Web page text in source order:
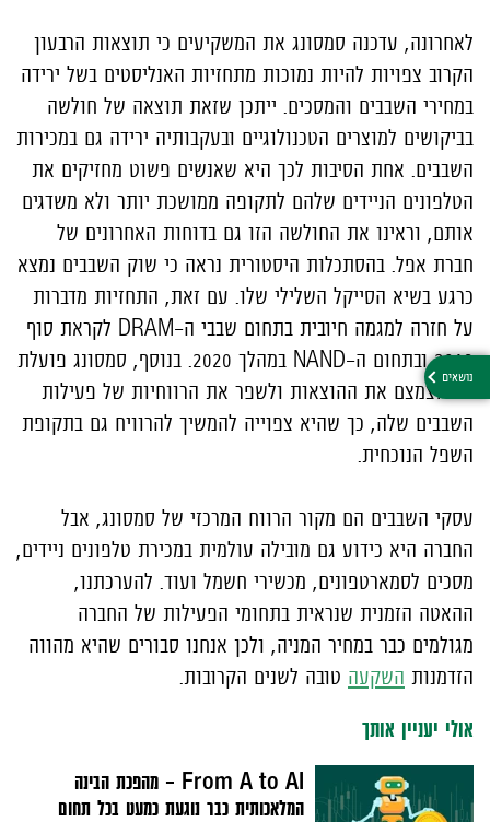
לאחרונה, עדכנה סמסונג את המשקיעים כי תוצאות הרבעון
הקרוב צפויות להיות נמוכות מתחזיות האנליסטים בשל ירידה
במחירי השבבים והמסכים. ייתכן שזאת תוצאה של חולשה
בביקושים למוצרים הטכנולוגיים ובעקבותיה ירידה גם במכירות
השבבים. אחת הסיבות לכך היא שאנשים פשוט מחזיקים את
הטלפונים הניידים שלהם לתקופה ממושכת יותר ולא משדגים
אותם, וראינו את החולשה הזו גם בדוחות האחרונים של
חברת אפל. בהסתכלות היסטורית נראה כי שוק השבבים נמצא
כרגע בשיא הסייקל השלילי שלו. עם זאת, התחזיות מדברות
על חזרה למגמה חיובית בתחום שבבי ה-DRAM לקראת סוף
2019 ובתחום ה-NAND במהלך 2020. בנוסף, סמסונג פועלת
כדי לצמצם את ההוצאות ולשפר את הרווחיות של פעילות
השבבים שלה, כך שהיא צפוייה להמשיך להרוויח גם בתקופת
השפל הנוכחית.
עסקי השבבים הם מקור הרווח המרכזי של סמסונג, אבל
החברה היא כידוע גם מובילה עולמית במכירת טלפונים ניידים,
מסכים לסמארטפונים, מכשירי חשמל ועוד. להערכתנו,
ההאטה הזמנית שנראית בתחומי הפעילות של החברה
מגולמים כבר במחיר המניה, ולכן אנחנו סבורים שהיא מהווה
הזדמנות השקעה טובה לשנים הקרובות.
אולי יעניין אותך
From A to AI – מהפכת הבינה
המלאכותית כבר נוגעת כמעט בכל תחום